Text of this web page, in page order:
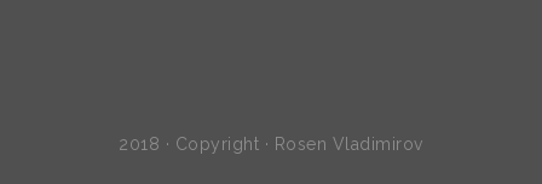
2018 · Copyright · Rosen Vladimirov